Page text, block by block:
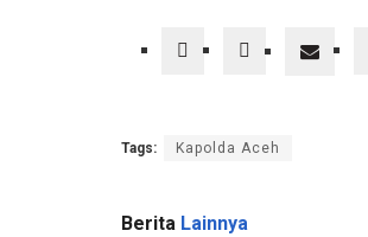
Tags: Kapolda Aceh
Berita Lainnya